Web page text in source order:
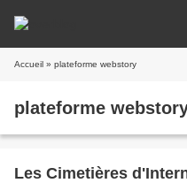
Accueil » plateforme webstory
plateforme
Les Cimetières